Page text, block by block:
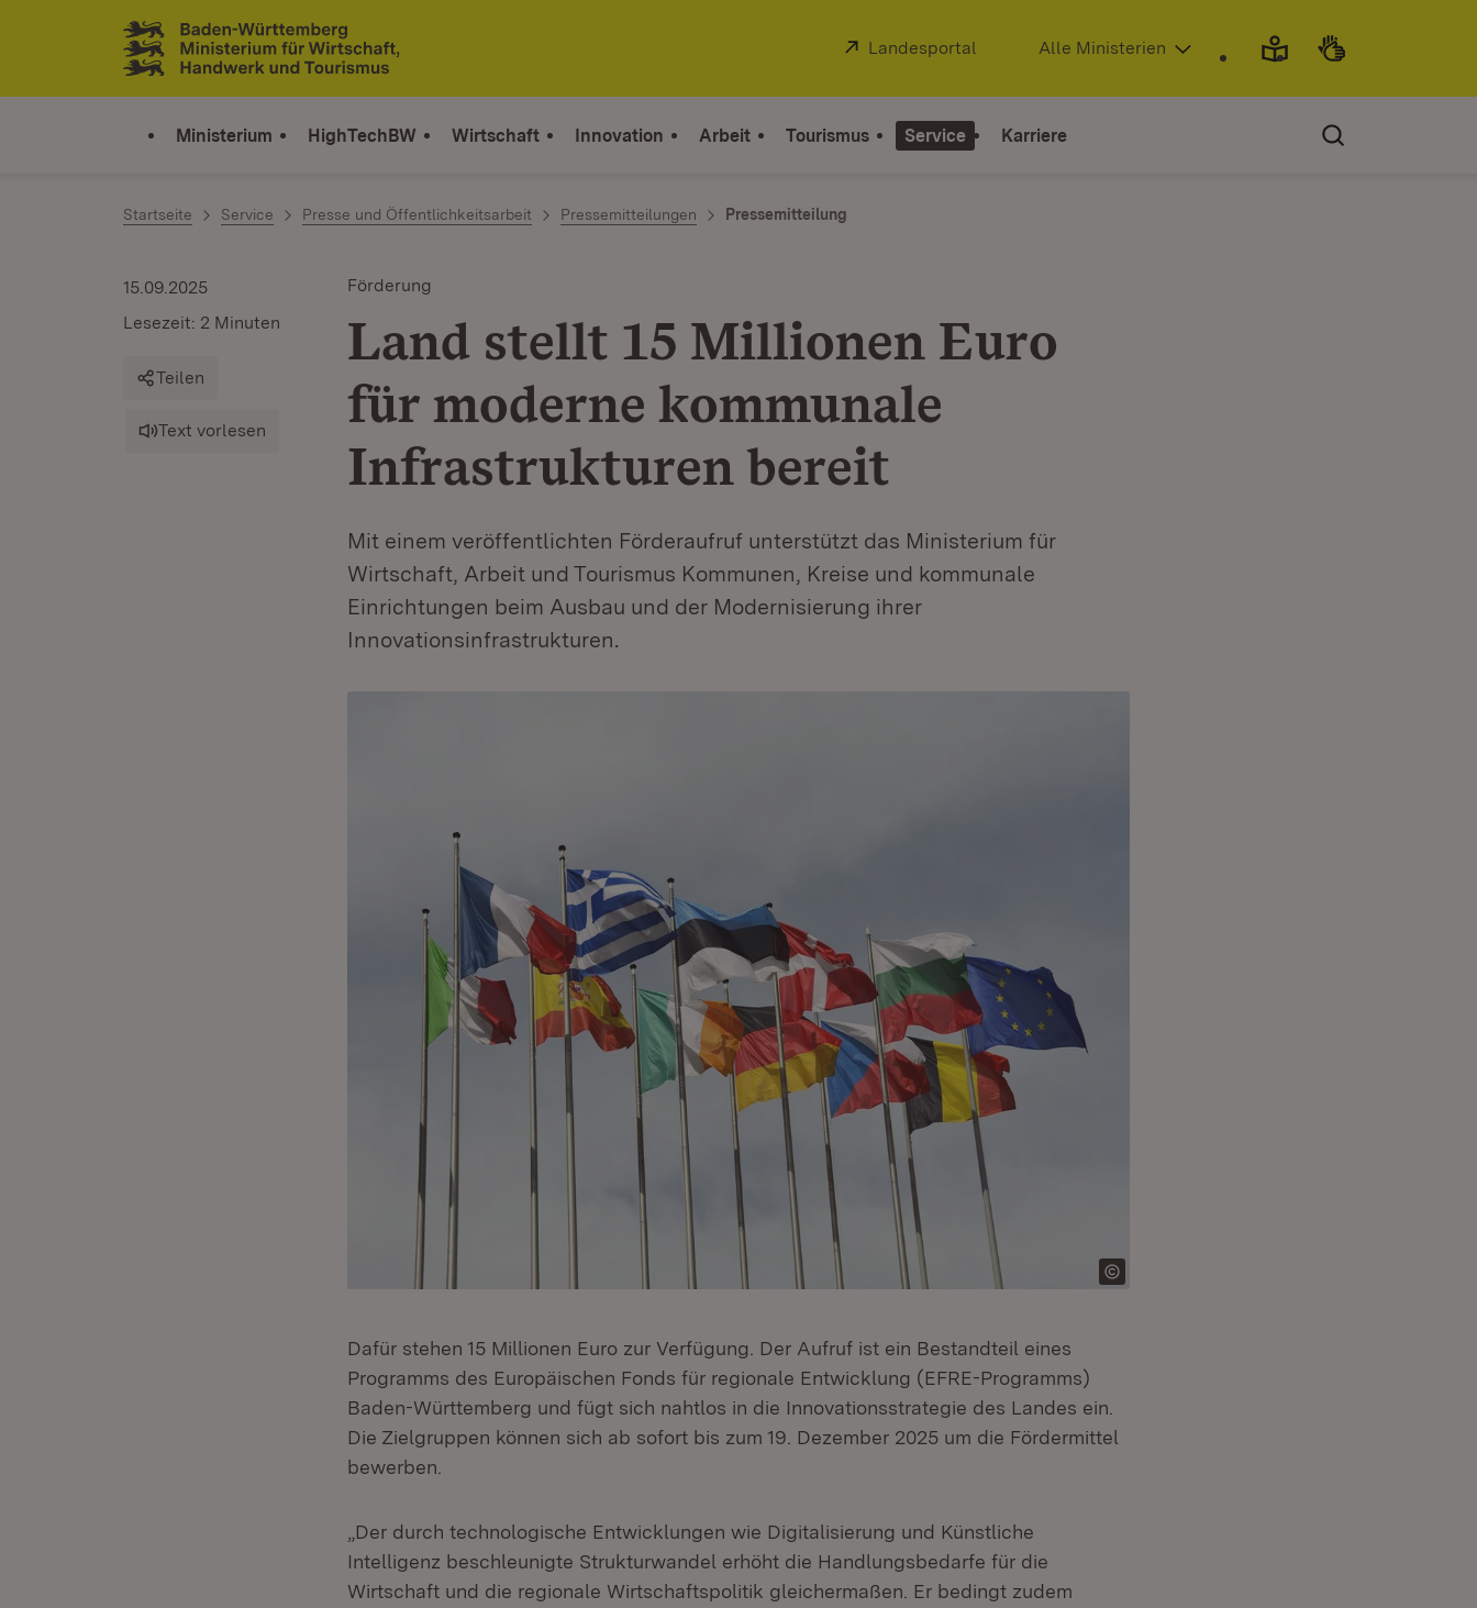
Zum Inhalt springen
Link zur Startseite
Extern:
Landesportal (Öffnet in neuem Fenster)
Alle Ministerien
Ministerium HighTechBW Wirtschaft Innovation Arbeit Tourismus Service Karriere
Startseite Service Presse und Öffentlichkeitsarbeit Pressemitteilungen Pressemitteilung
Förderung
Land stellt 15 Millionen Euro
für moderne kommunale
Infrastrukturen bereit
Mit einem veröffentlichten Förderaufruf unterstützt das Ministerium für
Wirtschaft, Arbeit und Tourismus Kommunen, Kreise und kommunale
Einrichtungen beim Ausbau und der Modernisierung ihrer
Innovationsinfrastrukturen.
15.09.2025
Lesezeit: 2 Minuten
Teilen
Text vorlesen
Dafür stehen 15 Millionen Euro zur Verfügung. Der Aufruf ist ein Bestandteil eines
Programms des Europäischen Fonds für regionale Entwicklung (EFRE-Programms)
Baden-Württemberg und fügt sich nahtlos in die Innovationsstrategie des Landes ein.
Die Zielgruppen können sich ab sofort bis zum 19. Dezember 2025 um die Fördermittel
bewerben.
„Der durch technologische Entwicklungen wie Digitalisierung und Künstliche
Intelligenz beschleunigte Strukturwandel erhöht die Handlungsbedarfe für die
Wirtschaft und die regionale Wirtschaftspolitik gleichermaßen. Er bedingt zudem